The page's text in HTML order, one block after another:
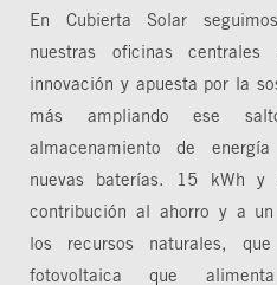
En Cubierta Solar
nuestras oficinas
innovación y apuesta por la
más ampliando ese
almacenamiento de
nuevas baterías. 15 kWh
contribución al ahorro y a
los recursos naturales,
fotovoltaica que